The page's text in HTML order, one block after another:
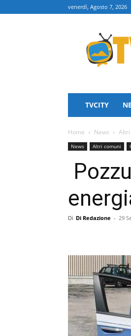
venerdì, Agosto 7, 2026
TVCITY
TVCITY
Home News Altri
News Altri comuni
Di Di Redazione - 29